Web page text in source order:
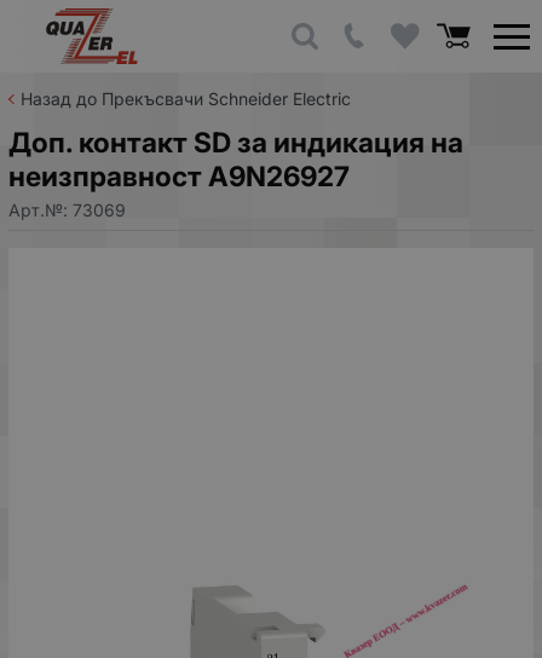
Назад до Прекъсвачи Schneider Electric
Доп. контакт SD за индикация на
неизправност A9N26927
Арт.№: 73069